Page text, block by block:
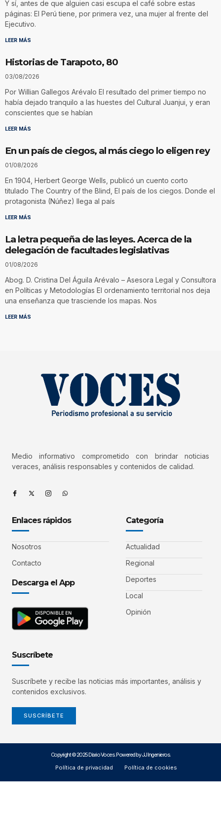
Y sí, antes de que alguien casi escupa el café sobre estas
páginas: El Perú tiene, por primera vez, una mujer al frente del
Ejecutivo.
LEER MÁS
Historias de Tarapoto, 80
03/08/2026
Por Willian Gallegos Arévalo El resultado del primer tiempo no
había dejado tranquilo a las huestes del Cultural Juanjui, y eran
conscientes que se habían
LEER MÁS
En un país de ciegos, al más ciego lo eligen rey
01/08/2026
En 1904, Herbert George Wells, publicó un cuento corto
titulado The Country of the Blind, El país de los ciegos. Donde el
protagonista (Núñez) llega al país
LEER MÁS
La letra pequeña de las leyes. Acerca de la
delegación de facultades legislativas
01/08/2026
Abog. D. Cristina Del Águila Arévalo – Asesora Legal y Consultora
en Políticas y Metodologías El ordenamiento territorial nos deja
una enseñanza que trasciende los mapas. Nos
LEER MÁS
Medio informativo comprometido con brindar noticias
veraces, análisis responsables y contenidos de calidad.
Enlaces rápidos
Nosotros
Contacto
Descarga el App
Categoría
Actualidad
Regional
Deportes
Local
Opinión
Suscríbete
Suscríbete y recibe las noticias más importantes, análisis y
contenidos exclusivos.
SUSCRÍBETE
Copyright © 2025 Diario Voces. Powered by JJ Ingenieros.
Política de privacidad
Política de cookies